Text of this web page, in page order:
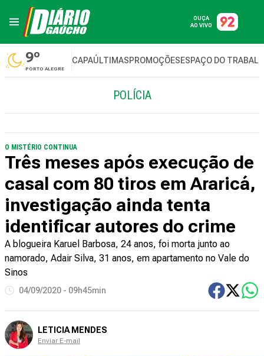
OUÇA
AO VIVO
9º
PORTO ALEGRE
CAPAÚLTIMASPROMOÇÕESESPAÇO DO
POLÍCIA
O MISTÉRIO CONTINUA
Três meses após execução de
casal com 80 tiros em Araricá,
investigação ainda tenta
identificar autores do crime
A blogueira Karuel Barbosa, 24 anos, foi morta junto ao
namorado, Adair Silva, 31 anos, em apartamento no Vale do
Sinos
04/09/2020 - 09h45min
LETICIA MENDES
Enviar E-mail